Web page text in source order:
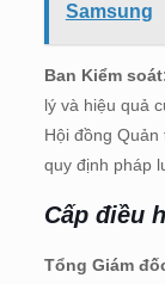
Samsung
Ban Kiểm
lý và hiệu quả
Hội đồng
quy định pháp
Cấp điều
Tổng Giám